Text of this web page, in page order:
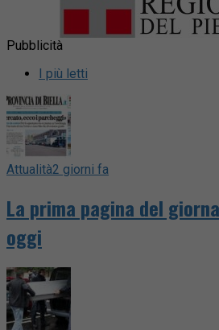
Pubblicità
I più letti
Attualità2 giorni fa
La prima pagina del
oggi